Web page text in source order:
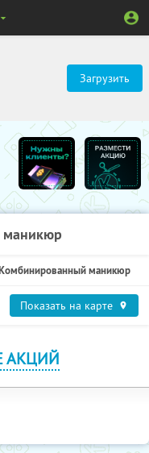
Загрузить
маникюр
Показать на карте
АКЦИЙ